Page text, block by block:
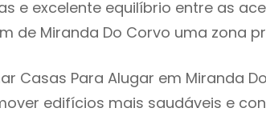
e excelente equilíbrio entre as
de Miranda Do Corvo uma zona
Casas Para Alugar em Miranda
edifícios mais saudáveis e